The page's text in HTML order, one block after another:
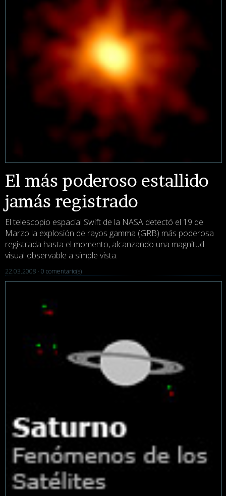
El más poderoso estallido
jamás registrado
El telescopio espacial Swift de la NASA detectó el 19 de
Marzo la explosión de rayos gamma (GRB) más poderosa
registrada hasta el momento, alcanzando una magnitud
visual observable a simple vista.
22.03.2008 · 0 comentario(s)